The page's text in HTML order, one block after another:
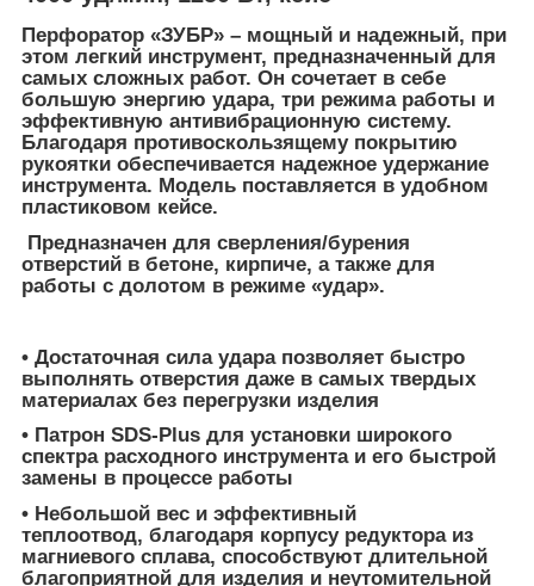
Перфоратор «ЗУБР» – мощный и надежный, при
этом легкий инструмент, предназначенный для
самых сложных работ. Он сочетает в себе
большую энергию удара, три режима работы и
эффективную антивибрационную систему.
Благодаря противоскользящему покрытию
рукоятки обеспечивается надежное удержание
инструмента. Модель поставляется в удобном
пластиковом кейсе.
Предназначен для сверления/бурения
отверстий в бетоне, кирпиче, а также для
работы с долотом в режиме «удар».
• Достаточная сила удара позволяет быстро
выполнять отверстия даже в самых твердых
материалах без перегрузки изделия
• Патрон SDS-Plus для установки широкого
спектра расходного инструмента и его быстрой
замены в процессе работы
• Небольшой вес и эффективный
теплоотвод, благодаря корпусу редуктора из
магниевого сплава, способствуют длительной
благоприятной для изделия и неутомительной